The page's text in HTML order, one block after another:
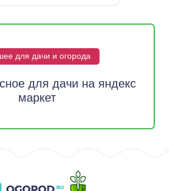
для дачи и огорода
для дачи на яндекс
маркет